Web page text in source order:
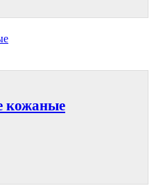
кожаные